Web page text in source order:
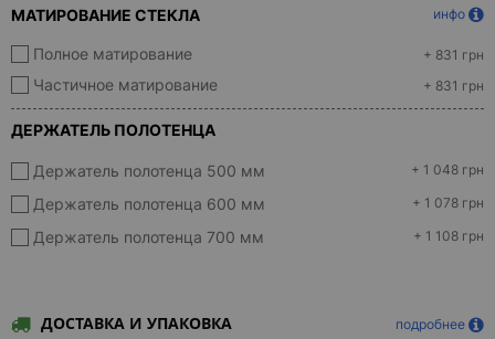
МАТИРОВАНИЕ СТЕКЛА инфо
Полное матирование + 831 грн
Частичное матирование + 831 грн
ДЕРЖАТЕЛЬ ПОЛОТЕНЦА
Держатель полотенца 500 мм + 1 048 грн
Держатель полотенца 600 мм + 1 078 грн
Держатель полотенца 700 мм + 1 108 грн
ДОСТАВКА И УПАКОВКА подробнее